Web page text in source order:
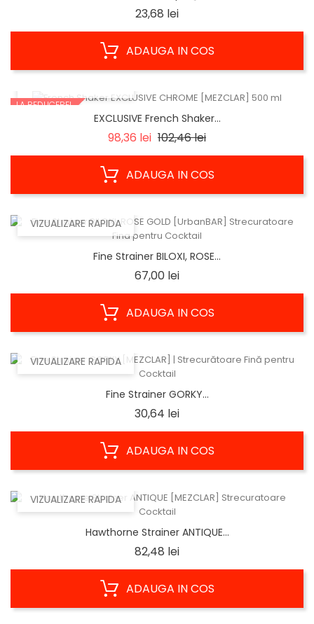
23,68 leiPret
ADAUGA IN COS
LA REDUCERE!
EXCLUSIVE French Shaker...
98,36 lei Regular
102,46 leiPret
ADAUGA IN COS
VIZUALIZARE RAPIDA
Fine Strainer BILOXI, ROSE...
67,00 leiPret
ADAUGA IN COS
VIZUALIZARE RAPIDA
Fine Strainer GORKY...
30,64 leiPret
ADAUGA IN COS
VIZUALIZARE RAPIDA
Hawthorne Strainer ANTIQUE...
82,48 leiPret
ADAUGA IN COS